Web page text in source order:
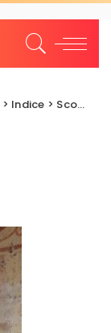
> Indice > Scoperte e scavi